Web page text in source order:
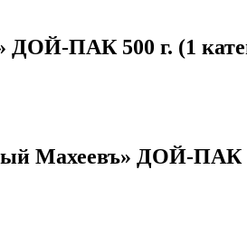
ДОЙ-ПАК 500 г. (1
Махеевъ» ДОЙ-ПАК